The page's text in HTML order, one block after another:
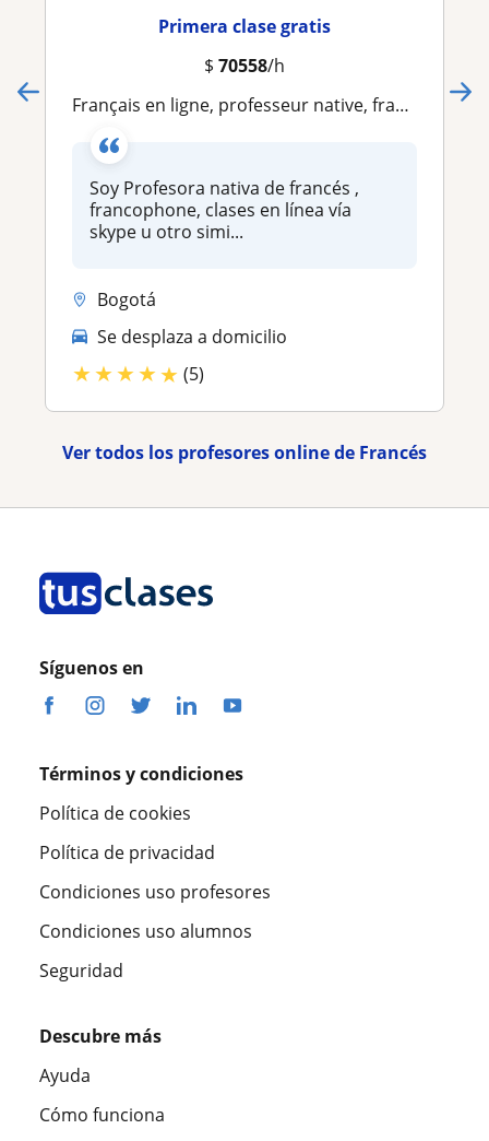
Primera clase gratis
$ 70558/h
Français en ligne, professeur native, francophone
Soy Profesora nativa de francés ,
francophone, clases en línea vía
skype u otro simi...
Bogotá
Se desplaza a domicilio
★★★★★ (5)
Ver todos los profesores online de Francés
Síguenos en
Términos y condiciones
Política de cookies
Política de privacidad
Condiciones uso profesores
Condiciones uso alumnos
Seguridad
Descubre más
Ayuda
Cómo funciona